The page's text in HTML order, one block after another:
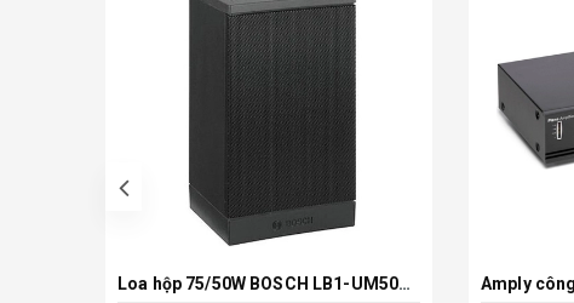
Xem chi tiết Loa hộp 75/50W BOSCH LB1-UM50E-D màu xám , vỏ kim loại